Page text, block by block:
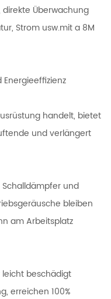
Überwachung
Strom usw.mit a 8M
handelt, bietet
und verlängert
Schalldämpfer und
bleiben
am Arbeitsplatz
beschädigt
erreichen 100%